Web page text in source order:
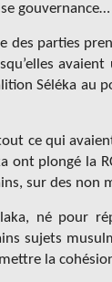
gouvernance…
des parties
avaient
Séléka au
ce qui
ont plongé la
sur des non
né pour
sujets
la